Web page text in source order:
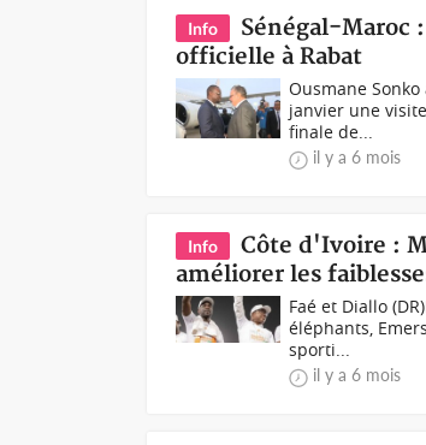
Info
Sénégal-Maroc
officielle à Rabat
Ousmane
janvier une
finale de...
il y a 6 mois
Info
Côte d'Ivoire :
améliorer les
Faé et Diallo
éléphants,
sporti...
il y a 6 mois